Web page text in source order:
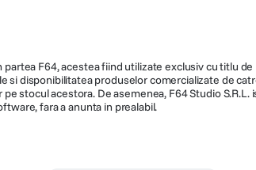
F64, acestea fiind utilizate exclusiv cu titlu
si disponibilitatea produselor comercializate de
acestora. De asemenea, F64 Studio S.R.L.
fara a anunta in prealabil.